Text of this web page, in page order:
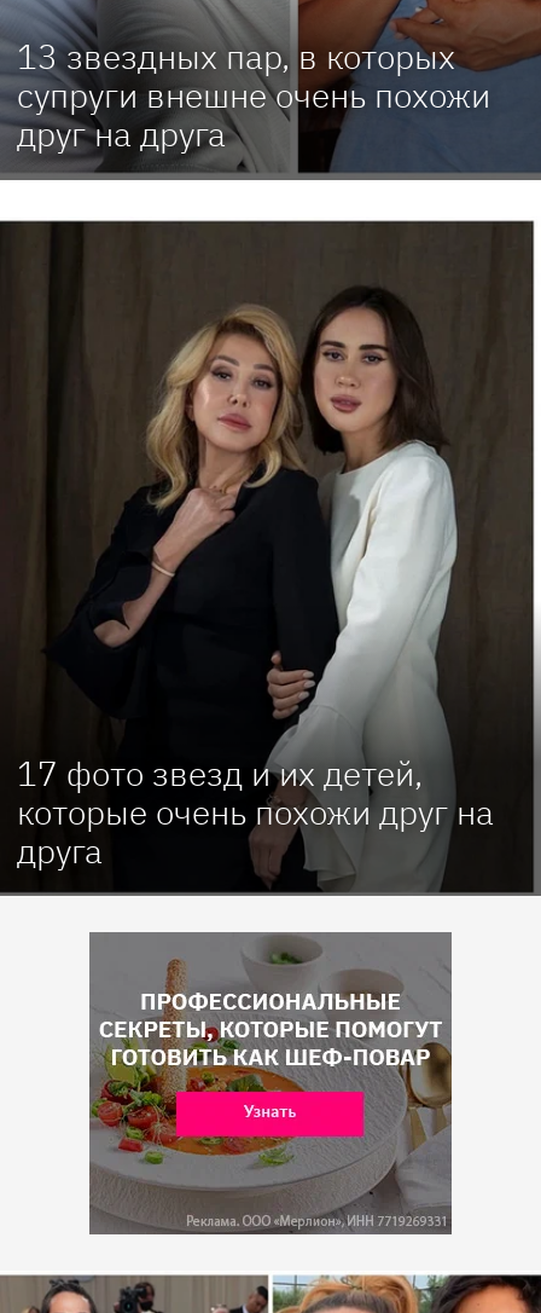
13 звездных пар, в которых
супруги внешне очень похожи
друг на друга
17 фото звезд и их детей,
которые очень похожи друг на
друга